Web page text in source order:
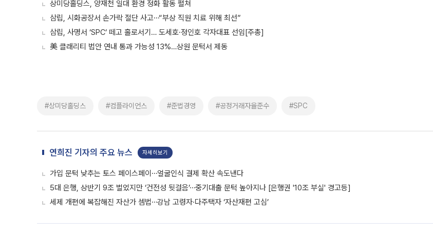
상미당홀딩스, 양재천 일대 환경 정화 활동 펼쳐
삼립, 시화공장서 손가락 절단 사고⋯“부상 직원 치료 위해 최선”
삼립, 사명서 ‘SPC‘ 떼고 홀로서기… 도세호·정인호 각자대표 선임[주총]
美 클래리티 법안 연내 통과 가능성 13%…상원 문턱서 제동
#상미당홀딩스 #컴플라이언스 #준법경영 #공정거래자율준수 #SPC
연희진 기자의 주요 뉴스 자세히보기
가입 문턱 낮추는 토스 페이스페이⋯얼굴인식 결제 확산 속도낸다
5대 은행, 상반기 9조 벌었지만 ‘건전성 뒷걸음’⋯중기대출 문턱 높아지나 [은행권 '10조 부실' 경고등]
세제 개편에 복잡해진 자산가 셈법⋯강남 고령자·다주택자 ‘자산재편 고심’